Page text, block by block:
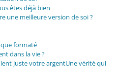
êtes déjà bien
une meilleure version de soi ?
formaté
dans la vie ?
juste votre argentUne vérité qui